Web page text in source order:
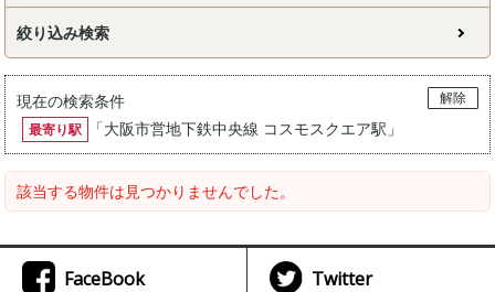
絞り込み検索
現在の検索条件
解除
最寄り駅
「大阪市営地下鉄中央線 コスモスクエア駅 」
該当する物件は見つかりませんでした。
FaceBook Twitter